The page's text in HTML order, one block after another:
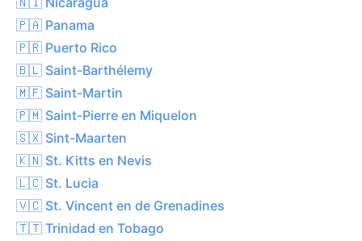
🇵🇦 Panama
🇵🇷 Puerto Rico
🇧🇱 Saint-Barthélemy
🇲🇫 Saint-Martin
🇵🇲 Saint-Pierre en Miquelon
🇸🇽 Sint-Maarten
🇰🇳 St. Kitts en Nevis
🇱🇨 St. Lucia
🇻🇨 St. Vincent en de Grenadines
🇹🇹 Trinidad en Tobago